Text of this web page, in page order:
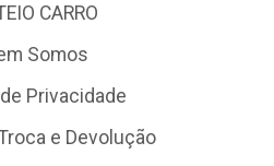
CARRO
Somos
Privacidade
e Devolução